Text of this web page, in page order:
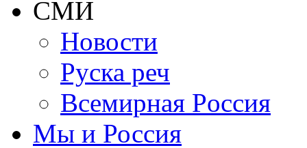
СМИ
Новости
Руска реч
Всемирная Рoссия
Мы и Россия